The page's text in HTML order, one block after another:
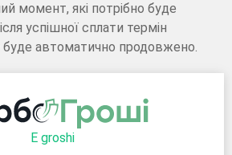
момент, які потрібно буде
успішної сплати термін
автоматично продовжено.
E groshi